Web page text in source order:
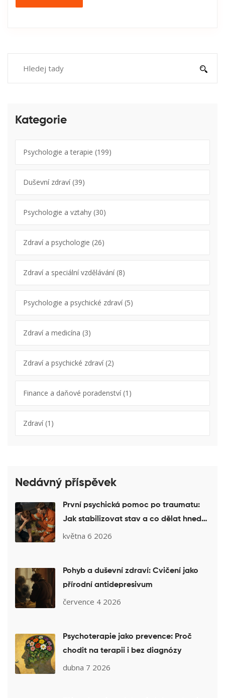
Kategorie
Psychologie a terapie (199)
Duševní zdraví(39)
Psychologie a vztahy (30)
Zdraví a psychologie (26)
Zdraví a speciální vzdělávání(8)
Psychologie a psychické zdraví(5)
Zdraví a medicína (3)
Zdraví a psychické zdraví(2)
Finance a daňové poradenství(1)
Zdraví(1)
Nedávný příspěvek
První psychická pomoc po traumatu:
Jak stabilizovat stav a co dělat hned
po události
května 6 2026
Pohyb a duševní zdraví: Cvičení jako
přírodní antidepresivum
července 4 2026
Psychoterapie jako prevence: Proč
chodit na terapii i bez diagnózy
dubna 7 2026